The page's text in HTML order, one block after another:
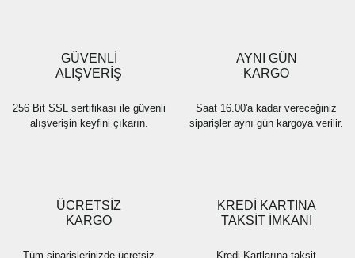
Ürün fiyatı diğer sitelerden daha pahalı.
Bu ürüne benzer farklı alternatifler olmalı.
GÜVENLİ
ALIŞVERİŞ
256 Bit SSL sertifikası ile güvenli
alışverişin keyfini çıkarın.
AYNI GÜN
KARGO
Saat 16.00'a kadar vereceğiniz
siparişler aynı gün kargoya verilir.
ÜCRETSİZ
KARGO
Tüm siparişlerinizde ücretsiz
KREDİ KARTINA
TAKSİT İMKANI
Kredi Kartlarına taksit